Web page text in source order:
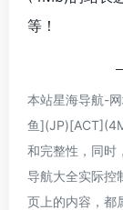
等！
本站星海导航-
鱼
和完整性，同时
导航大全实际控
页上的内容，都